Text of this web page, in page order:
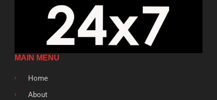
MAIN MENU
Home
About